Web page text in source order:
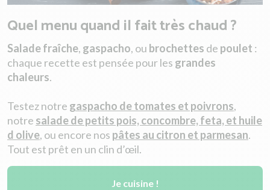
Quel menu quand il fait très chaud ?
Salade fraîche, gaspacho, ou brochettes de poulet :
chaque recette est pensée pour les grandes
chaleurs.
Testez notre gaspacho de tomates et poivrons,
notre salade de petits pois, concombre, feta, et huile
d olive, ou encore nos pâtes au citron et parmesan.
Tout est prêt en un clin d’œil.
Je cuisine !